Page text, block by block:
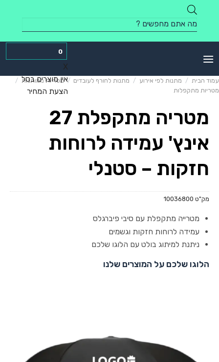
content
Products
search
0
X
אין מוצרים בסל
הצעת המחיר
עמוד הבית / מתנות לפי אירוע / מתנות לחורף לעובדים / מטריות ממותגות /
מטריות מתקפלות
מטריה מתקפלת 27
אינץ' עמידה לרוחות
חזקות – סטנלי
מק"ט 10036800
מטרייה מתקפלת עם סיבי פיברגלס
עמידה לרוחות חזקות וגשמים
ניתנת למיתוג בולט עם הלוגו שלכם
הלוגו שלכם על המוצרים שלנו